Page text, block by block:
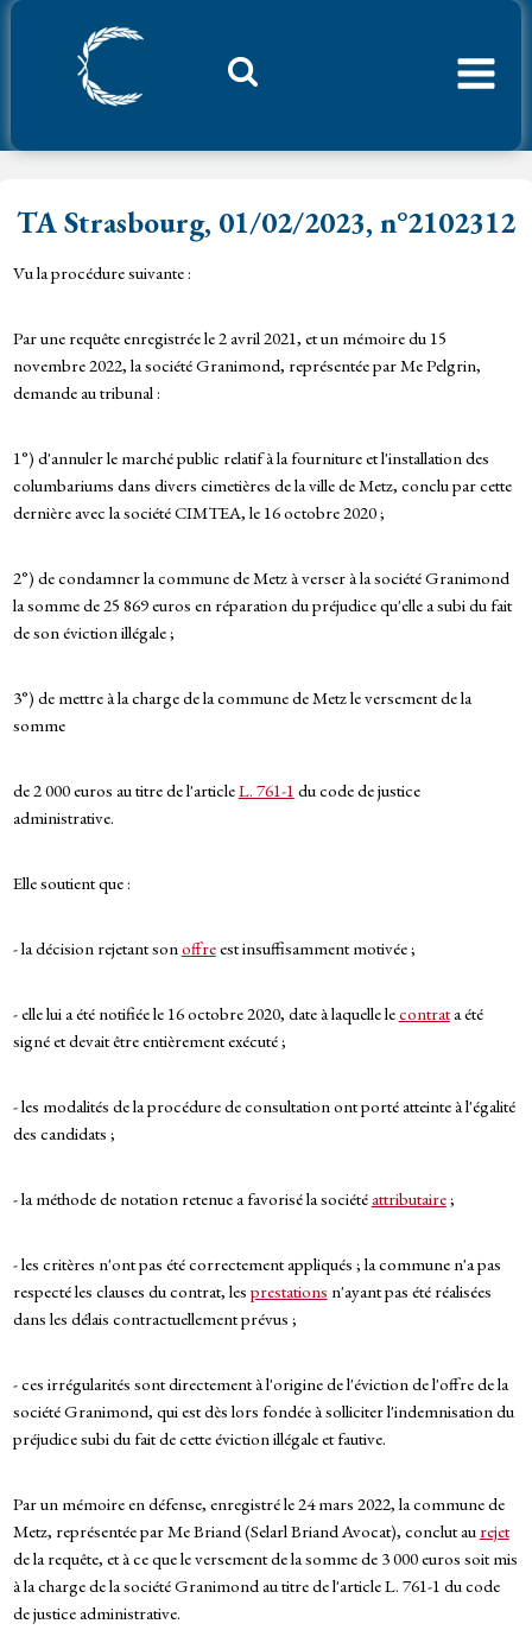
Aller
TA Strasbourg, 01/02/2023, n°2102312
Vu la procédure suivante :
Par une requête enregistrée le 2 avril 2021, et un mémoire du 15
novembre 2022, la société Granimond, représentée par Me Pelgrin,
demande au tribunal :
1°) d'annuler le marché public relatif à la fourniture et l'installation des
columbariums dans divers cimetières de la ville de Metz, conclu par cette
dernière avec la société CIMTEA, le 16 octobre 2020 ;
2°) de condamner la commune de Metz à verser à la société Granimond
la somme de 25 869 euros en réparation du préjudice qu'elle a subi du fait
de son éviction illégale ;
3°) de mettre à la charge de la commune de Metz le versement de la
somme
de 2 000 euros au titre de l'articleL. 761-1 du code de justice
administrative.
Elle soutient que :
- la décision rejetant sonoffreest insuffisamment motivée ;
- elle lui a été notifiée le 16 octobre 2020, date à laquelle lecontrata été
signé et devait être entièrement exécuté ;
- les modalités de la procédure de consultation ont porté atteinte à l'égalité
des candidats ;
- la méthode de notation retenue a favorisé la sociétéattributaire;
- les critères n'ont pas été correctement appliqués ; la commune n'a pas
respecté les clauses du contrat, les prestations n'ayant pas été réalisées
dans les délais contractuellement prévus ;
- ces irrégularités sont directement à l'origine de l'éviction de l'offre de la
société Granimond, qui est dès lors fondée à solliciter l'indemnisation du
préjudice subi du fait de cette éviction illégale et fautive.
Par un mémoire en défense, enregistré le 24 mars 2022, la commune de
Metz, représentée par Me Briand (Selarl Briand Avocat), conclut au rejet
de la requête, et à ce que le versement de la somme de 3 000 euros soit mis
à la charge de la société Granimond au titre de l'article L. 761-1 du code
de justice administrative.